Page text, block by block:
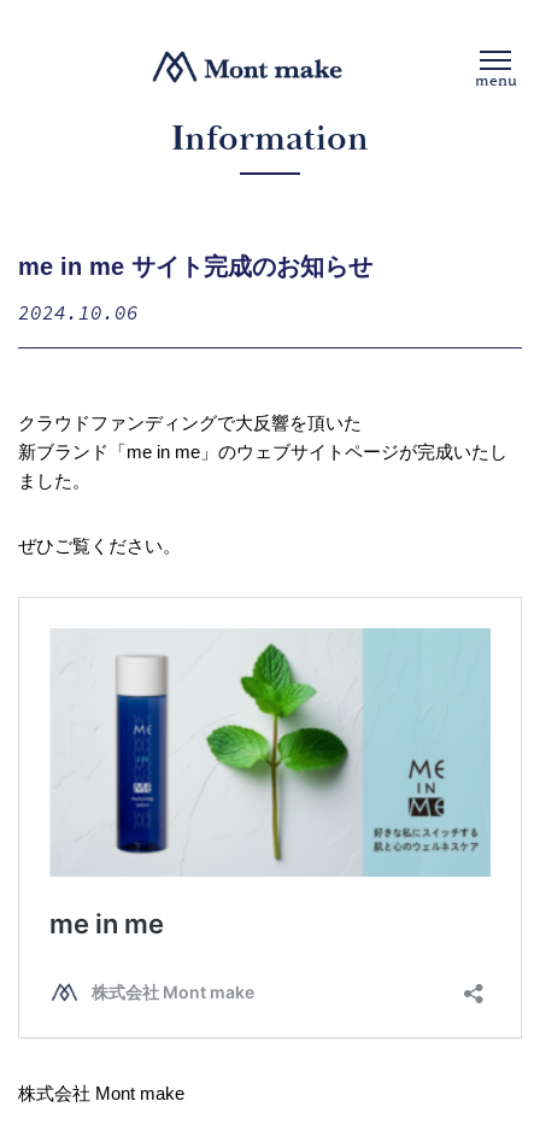
menu
Information
me in me サイト完成のお知らせ
2024.10.06
クラウドファンディングで大反響を頂いた
新ブランド「me in me」のウェブサイトページが完成いたし
ました。
ぜひご覧ください。
株式会社 Mont make